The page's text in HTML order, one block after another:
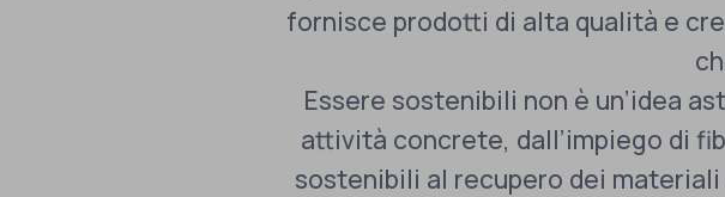
fornisce prodotti di alta qualità e
Essere sostenibili non è un’idea
attività concrete, dall’impiego di
sostenibili al recupero dei